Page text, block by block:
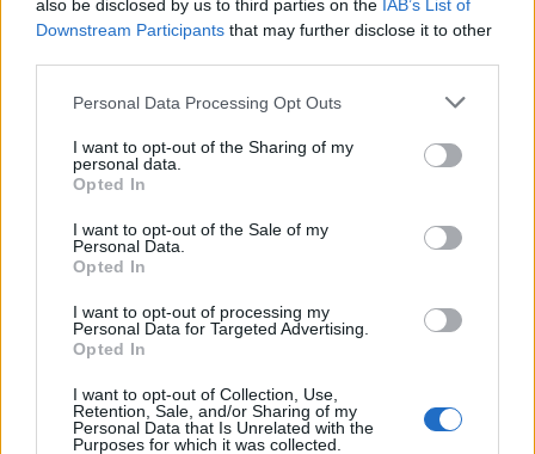
also be disclosed by us to third parties on the IAB’s List of
Downstream Participants that may further disclose it to other
Personal Data Processing Opt Outs
I want to opt-out of the Sharing of my
personal data.
Opted In
I want to opt-out of the Sale of my
Personal Data.
Opted In
I want to opt-out of processing my
Personal Data for Targeted Advertising.
Opted In
I want to opt-out of Collection, Use,
Retention, Sale, and/or Sharing of my
Personal Data that Is Unrelated with the
Purposes for which it was collected.
godare. För Pollyn ger mer smak blir segare, plus att
den inte rinner iväg som den tidigare nämnda. Så med
Pollyn istället. Och min egna favorit är nog
Dumlecookiesenjag provade fram- kul att se att ni är
så många på instagram som prövat.